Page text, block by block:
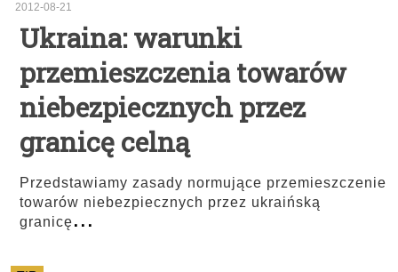
2012-08-21
Ukraina: warunki
przemieszczenia towarów
niebezpiecznych przez
granicę celną
Przedstawiamy zasady normujące przemieszczenie
towarów niebezpiecznych przez ukraińską
granicę...